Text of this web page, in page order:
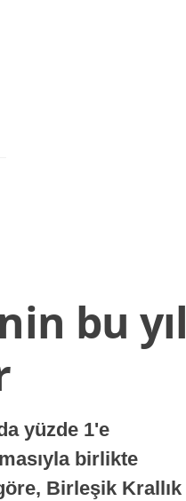
bu yıl
yüzde 1'e
birlikte
Birleşik Krallık